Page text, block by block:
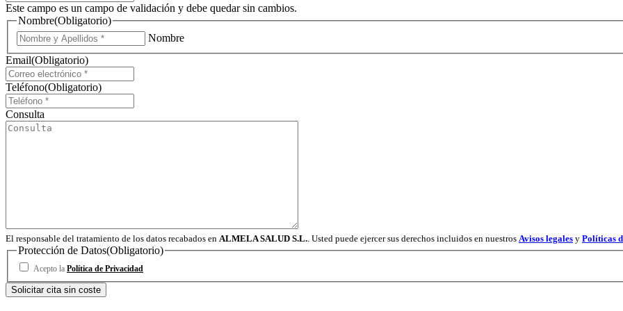
Este campo es un campo de validación y debe quedar sin cambios.
Nombre(Obligatorio)
Nombre
Email(Obligatorio)
Teléfono(Obligatorio)
Consulta
El responsable del tratamiento de los datos recabados en ALMELA SALUD S.L. . Usted puede ejercer sus derechos incluidos en nuestros Avisos legales y Políticas
Protección de Datos(Obligatorio)
Acepto la Política de Privacidad